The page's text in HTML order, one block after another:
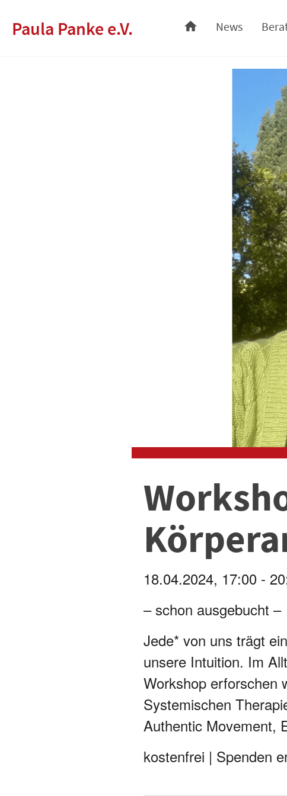
Paula Panke e.V. News
18.04.2024, 17:00 -
– schon ausgebucht –
Jede* von uns trägt
unsere Intuition. Im
Workshop erforschen
Systemischen
Authentic Movement,
kostenfrei | Spenden